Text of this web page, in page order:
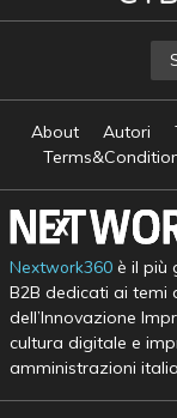
About Autori
Nextwork360è il più
B2B dedicati ai temi
dell’Innovazione
cultura digitale e
amministrazioni